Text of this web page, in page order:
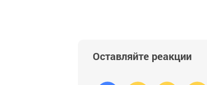
Оставляйте реакции